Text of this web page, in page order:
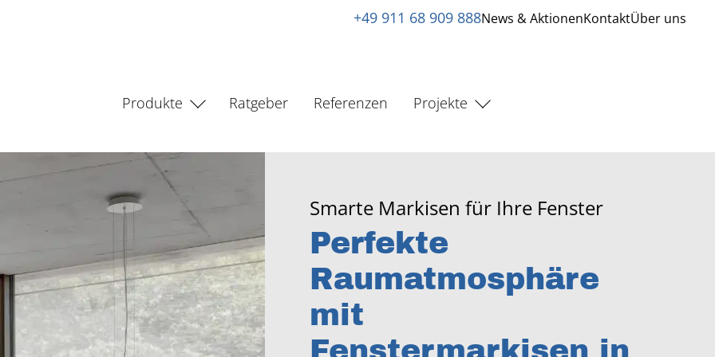
+49 911 68 909 888News & AktionenKontaktÜber uns
Produkte Ratgeber Referenzen Projekte
Smarte Markisen für Ihre Fenster
Perfekte
Raumatmosphäre
mit